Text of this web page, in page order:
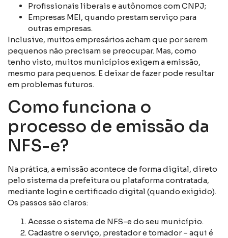
Profissionais liberais e autônomos com CNPJ;
Empresas MEI, quando prestam serviço para
outras empresas.
Inclusive, muitos empresários acham que por serem
pequenos não precisam se preocupar. Mas, como
tenho visto, muitos municípios exigem a emissão,
mesmo para pequenos. E deixar de fazer pode resultar
em problemas futuros.
Como funciona o
processo de emissão da
NFS-e?
Na prática, a emissão acontece de forma digital, direto
pelo sistema da prefeitura ou plataforma contratada,
mediante login e certificado digital (quando exigido).
Os passos são claros:
Acesse o sistema de NFS-e do seu município.
Cadastre o serviço, prestador e tomador – aqui é